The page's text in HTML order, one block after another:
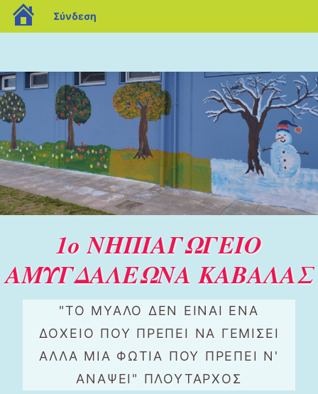
1ο ΝΗΠΙΑΓΩΓΕΙΟ
ΑΜΥΓΔΑΛΕΩΝΑ ΚΑΒΑΛΑΣ
"ΤΟ ΜΥΑΛΟ ΔΕΝ ΕΙΝΑΙ ΕΝΑ
ΔΟΧΕΙΟ ΠΟΥ ΠΡΕΠΕΙ ΝΑ ΓΕΜΙΣΕΙ
ΑΛΛΑ ΜΙΑ ΦΩΤΙΑ ΠΟΥ ΠΡΕΠΕΙ Ν'
ΑΝΑΨΕΙ" ΠΛΟΥΤΑΡΧΟΣ
blogs.sch.gr
Σύνδεση